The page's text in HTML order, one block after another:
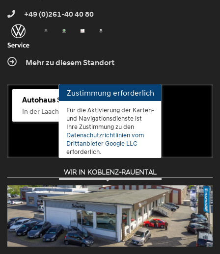
+49 (0)261-40 40 80
Mehr zu diesem Standort
Autohaus Scherhag
In der Laach 76, 56072 Koblenz-Güls
Zustimmung erforderlich
Für die Aktivierung der Karten-
und Navigationsdienste ist
Ihre Zustimmung zu den
Datenschutzrichtlinien vom
Drittanbieter Google LLC
erforderlich.
Zustimmen
und
aktivieren
WIR IN KOBLENZ-RAUENTAL